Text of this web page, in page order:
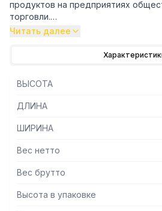
продуктов на предприятиях
торговли.
порошковой краской серого цвета
— Четыре решетчатые полки из
марки AISI 430 толщиной 0,8 мм
— Расстояние между полками
— Регулируемые опоры
Читать далее
ВЫСОТА
ДЛИНА
ШИРИНА
Вес нетто
Вес брутто
Высота в упаковке